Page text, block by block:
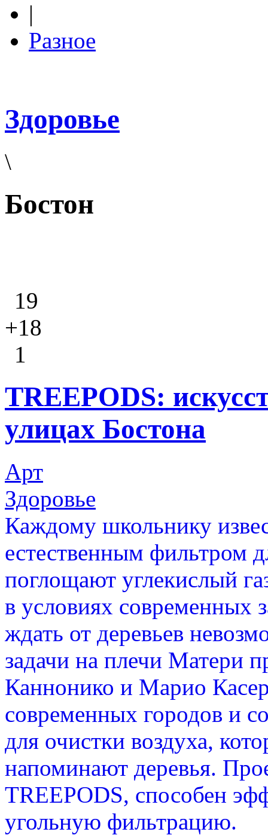
|
Разное
Здоровье
\
Бостон
19
+18
1
TREEPODS:
улицах Бостона
Арт
Здоровье
Каждому школьнику
естественным фильтром
поглощают углекислый
в условиях современных
ждать от деревьев
задачи на плечи Матери
Каннонико и Марио
современных городов и
для очистки воздуха,
напоминают деревья.
TREEPODS, способен
угольную фильтрацию.